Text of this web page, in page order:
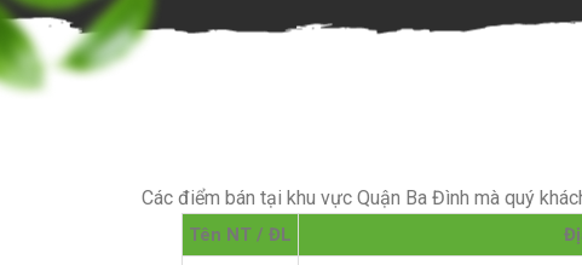
Các điểm bán tại khu vực Quận Ba Đình mà quý
Tên NT / ĐL